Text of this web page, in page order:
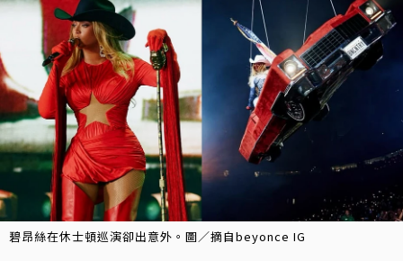
碧昂絲在休士頓巡演卻出意外。圖／摘自beyonce IG